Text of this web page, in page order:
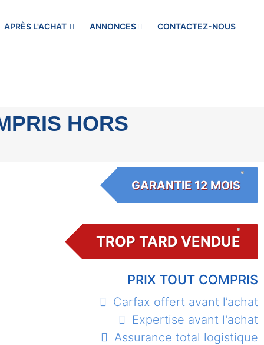
APRÈS L'ACHAT ANNONCES CONTACTEZ-NOUS
HORS
GARANTIE 12 MOIS
TROP TARD VENDUE
PRIX TOUT COMPRIS
Carfax offert avant l’achat
Expertise avant l'achat
Assurance total logistique